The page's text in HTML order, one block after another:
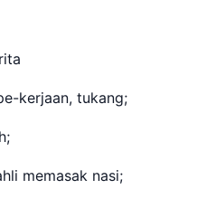
kerjaan, tukang;
memasak nasi;